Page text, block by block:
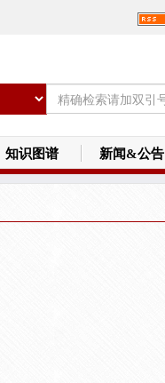
知识图谱 新闻&公告